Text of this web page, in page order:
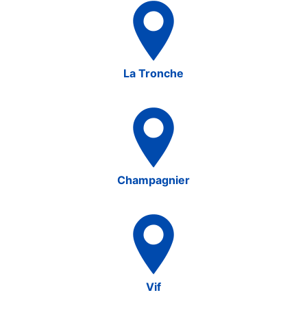
La Tronche
Champagnier
Vif